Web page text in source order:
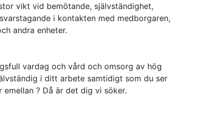
vikt vid bemötande, självständighet,
i kontakten med medborgaren,
andra enheter.
vardag och vård och omsorg av hög
i ditt arbete samtidigt som du ser
? Då är det dig vi söker.